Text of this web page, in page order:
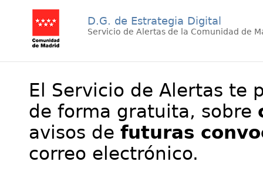
D.G. de Estrategia Digital
Servicio de Alertas de la Comunidad de
El Servicio de Alertas te
de forma gratuita, sobre
avisos de futuras
correo electrónico.